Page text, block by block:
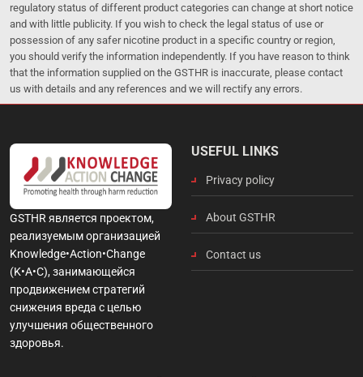
regulatory status of different product categories can change at short notice
and with little publicity. If you wish to check the legal status of use or
possession of any safer nicotine product in a specific country or region,
you should verify the information independently. If you have reason to think
that the information supplied on the GSTHR is inaccurate, please contact
us with details and any references and we will rectify any errors.
GSTHR является проектом,
реализуемым организацией
Knowledge•Action•Change
(K•A•C), занимающейся
продвижением стратегий
снижения вреда с целью
улучшения общественного
здоровья.
USEFUL LINKS
Privacy policy
About GSTHR
Contact us